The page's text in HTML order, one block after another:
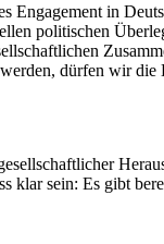
in
politischen
dürfen wir
sein: Es gibt